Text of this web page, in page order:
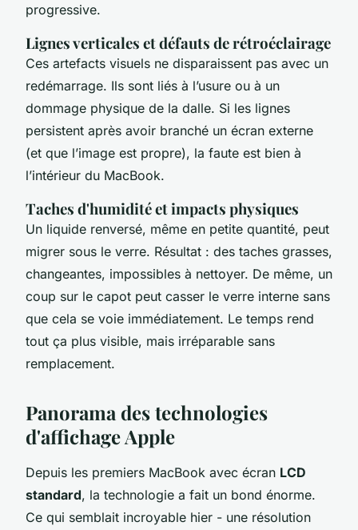
progressive.
Lignes verticales et défauts de rétroéclairage
Ces artefacts visuels ne disparaissent pas avec un
redémarrage. Ils sont liés à l’usure ou à un
dommage physique de la dalle. Si les lignes
persistent après avoir branché un écran externe
(et que l’image est propre), la faute est bien à
l’intérieur du MacBook.
Taches d'humidité et impacts physiques
Un liquide renversé, même en petite quantité, peut
migrer sous le verre. Résultat : des taches grasses,
changeantes, impossibles à nettoyer. De même, un
coup sur le capot peut casser le verre interne sans
que cela se voie immédiatement. Le temps rend
tout ça plus visible, mais irréparable sans
remplacement.
Panorama des technologies
d'affichage Apple
Depuis les premiers MacBook avec écran LCD
standard, la technologie a fait un bond énorme.
Ce qui semblait incroyable hier - une résolution